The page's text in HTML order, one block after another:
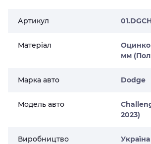
Артикул
Матеріал
мм
Марка авто Dodge
Модель авто
2023)
Виробництво Україна